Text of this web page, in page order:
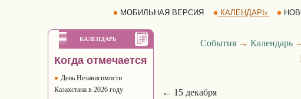
МОБИЛЬНАЯ ВЕРСИЯ КАЛЕНДАРЬ
КАЛЕНДАРЬ
Когда отмечается
День Независимости
Казахстана в 2026 году
События→ Календарь
← 15 декабря